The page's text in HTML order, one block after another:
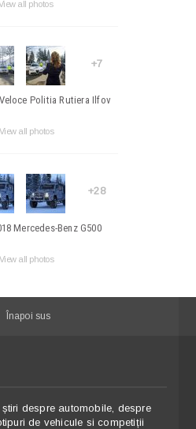
all photos
+7
Politia Rutiera Ilfov
View all photos
+28
Mercedes-Benz G500
View all photos
Înapoi sus
despre automobile, despre
de vehicule si competiții